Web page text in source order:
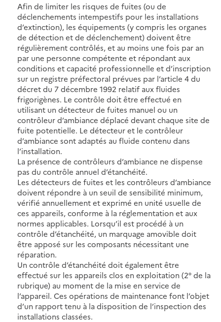
Afin de limiter les risques de fuites (ou de
déclenchements intempestifs pour les installations
d’extinction), les équipements (y compris les organes
de détection et de déclenchement) doivent être
régulièrement contrôlés, et au moins une fois par an
par une personne compétente et répondant aux
conditions et capacité professionnelle et d’inscription
sur un registre préfectoral prévues par l’article 4 du
décret du 7 décembre 1992 relatif aux fluides
frigorigènes. Le contrôle doit être effectué en
utilisant un détecteur de fuites manuel ou un
contrôleur d’ambiance déplacé devant chaque site de
fuite potentielle. Le détecteur et le contrôleur
d’ambiance sont adaptés au fluide contenu dans
l’installation.
La présence de contrôleurs d’ambiance ne dispense
pas du contrôle annuel d’étanchéité.
Les détecteurs de fuites et les contrôleurs d’ambiance
doivent répondre à un seuil de sensibilité minimum,
vérifié annuellement et exprimé en unité usuelle de
ces appareils, conforme à la réglementation et aux
normes applicables. Lorsqu’il est procédé à un
contrôle d’étanchéité, un marquage amovible doit
être apposé sur les composants nécessitant une
réparation.
Un contrôle d’étanchéité doit également être
effectué sur les appareils clos en exploitation (2° de la
rubrique) au moment de la mise en service de
l’appareil. Ces opérations de maintenance font l’objet
d’un rapport tenu à la disposition de l’inspection des
installations classées.